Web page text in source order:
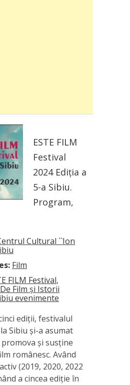
ESTE FILM
Festival
2024 Ediția a
5-a Sibiu.
Program,
Cultural ``Ion
Film
FILM Festival,
Film și Istorii
evenimente
ediții, festivalul
la Sibiu și-a asumat
și susține
românesc. Având
(2019, 2020, 2022
a cincea ediție în